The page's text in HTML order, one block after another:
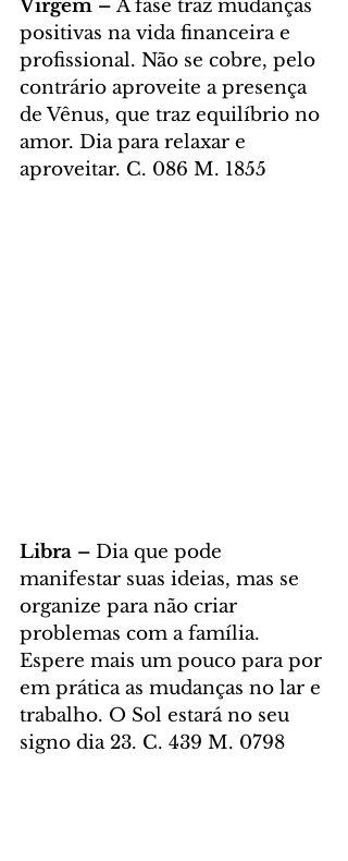
Virgem – A fase traz mudanças
positivas na vida financeira e
profissional. Não se cobre, pelo
contrário aproveite a presença
de Vênus, que traz equilíbrio no
amor. Dia para relaxar e
aproveitar. C. 086 M. 1855
Libra – Dia que pode
manifestar suas ideias, mas se
organize para não criar
problemas com a família.
Espere mais um pouco para por
em prática as mudanças no lar e
trabalho. O Sol estará no seu
signo dia 23. C. 439 M. 0798